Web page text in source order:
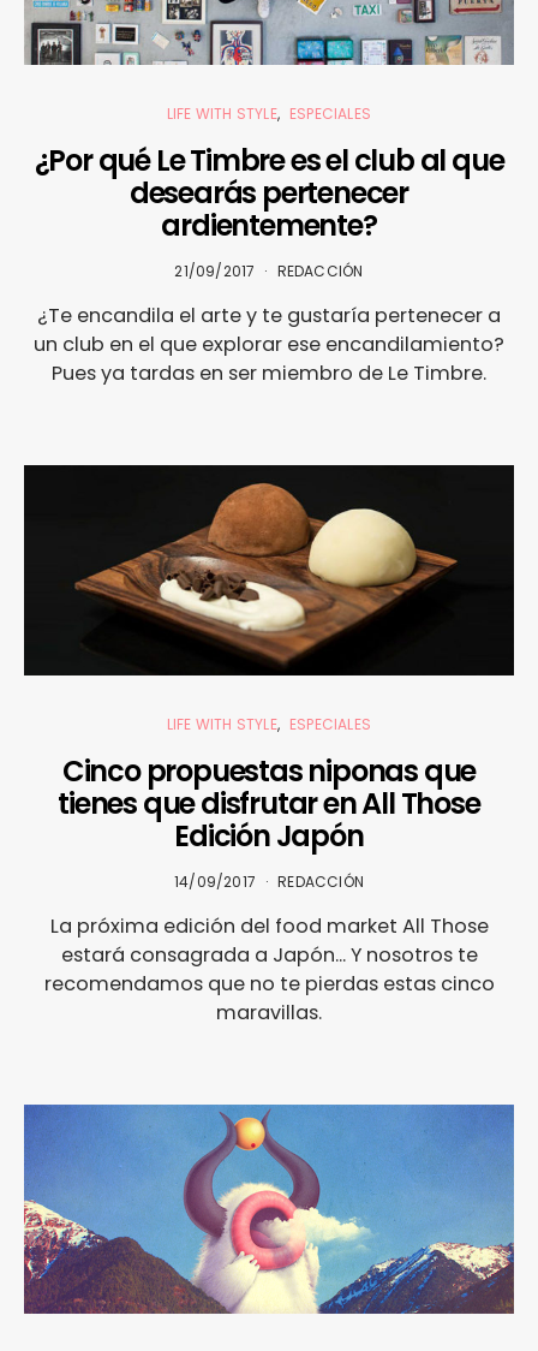
LIFE WITH STYLE ESPECIALES
¿Por qué Le Timbre es el club al que
desearás pertenecer
ardientemente?
21/09/2017 REDACCIÓN
¿Te encandila el arte y te gustaría pertenecer a
un club en el que explorar ese encandilamiento?
Pues ya tardas en ser miembro de Le Timbre.
LIFE WITH STYLE ESPECIALES
Cinco propuestas niponas que
tienes que disfrutar en All Those
Edición Japón
14/09/2017 REDACCIÓN
La próxima edición del food market All Those
estará consagrada a Japón... Y nosotros te
recomendamos que no te pierdas estas cinco
maravillas.